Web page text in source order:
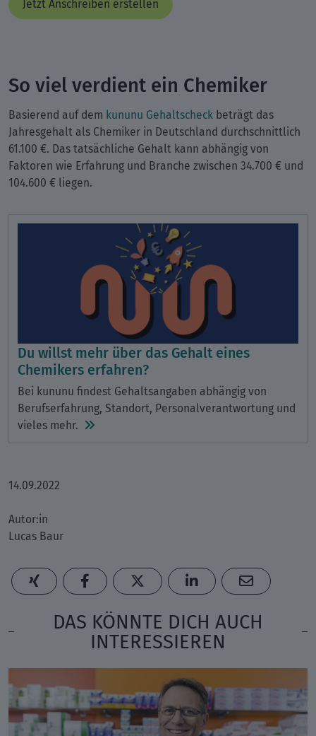
Jetzt Anschreiben erstellen
So viel verdient ein Chemiker
Basierend auf dem kununu Gehaltscheck beträgt das
Jahresgehalt als Chemiker in Deutschland durchschnittlich
61.100 €. Das tatsächliche Gehalt kann abhängig von
Faktoren wie Erfahrung und Branche zwischen 34.700 € und
104.600 € liegen.
Du willst mehr über das Gehalt eines
Chemikers erfahren?
Bei kununu findest Gehaltsangaben abhängig von
Berufserfahrung, Standort, Personalverantwortung und
vieles mehr.
14.09.2022
Autor:in
Lucas Baur
DAS KÖNNTE DICH AUCH
INTERESSIEREN